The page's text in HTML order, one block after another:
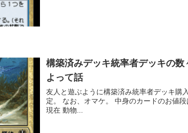
構築済みデッキ統率者デッキの数
よって話
友人と遊ぶように構築済み統率者デッキ購
定。 なお、オマケ。 中身のカードのお値段はと言いますと 2024/2/17
現在 動物...